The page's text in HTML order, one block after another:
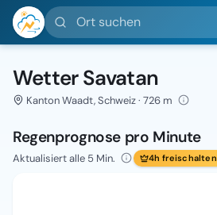
Ort suchen
Wetter Savatan
Kanton Waadt, Schweiz · 726 m
Regenprognose pro Minute
Aktualisiert alle 5 Min. 4h freischalten